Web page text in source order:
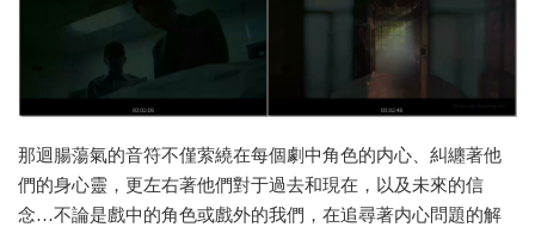
那迴腸蕩氣的音符不僅萦繞在每個劇中角色的内心、糾纏著他
們的身心靈，更左右著他們對于過去和現在，以及未來的信
念…不論是戲中的角色或戲外的我們，在追尋著内心問題的解